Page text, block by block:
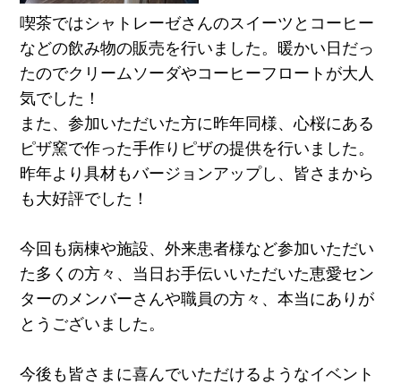
喫茶ではシャトレーゼさんのスイーツとコーヒー
などの飲み物の販売を行いました。暖かい日だっ
たのでクリームソーダやコーヒーフロートが大人
気でした！
また、参加いただいた方に昨年同様、心桜にある
ピザ窯で作った手作りピザの提供を行いました。
昨年より具材もバージョンアップし、皆さまから
も大好評でした！
今回も病棟や施設、外来患者様など参加いただい
た多くの方々、当日お手伝いいただいた恵愛セン
ターのメンバーさんや職員の方々、本当にありが
とうございました。
今後も皆さまに喜んでいただけるようなイベント